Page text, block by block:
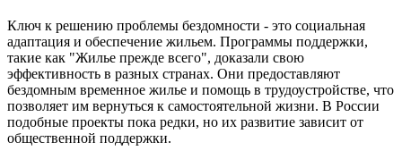
Ключ к решению проблемы бездомности - это социальная
адаптация и обеспечение жильем. Программы поддержки,
такие как "Жилье прежде всего", доказали свою
эффективность в разных странах. Они предоставляют
бездомным временное жилье и помощь в трудоустройстве, что
позволяет им вернуться к самостоятельной жизни. В России
подобные проекты пока редки, но их развитие зависит от
общественной поддержки.